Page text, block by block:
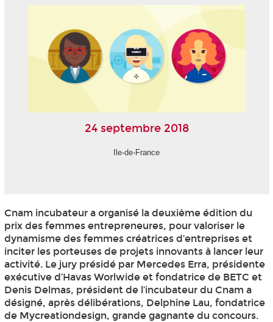
24 septembre 2018
Ile-de-France
Cnam incubateur a organisé la deuxième édition du
prix des femmes entrepreneures, pour valoriser le
dynamisme des femmes créatrices d’entreprises et
inciter les porteuses de projets innovants à lancer leur
activité. Le jury présidé par Mercedes Erra, présidente
exécutive d’Havas Worlwide et fondatrice de BETC et
Denis Delmas, président de l’incubateur du Cnam a
désigné, après délibérations, Delphine Lau, fondatrice
de Mycreationdesign, grande gagnante du concours.